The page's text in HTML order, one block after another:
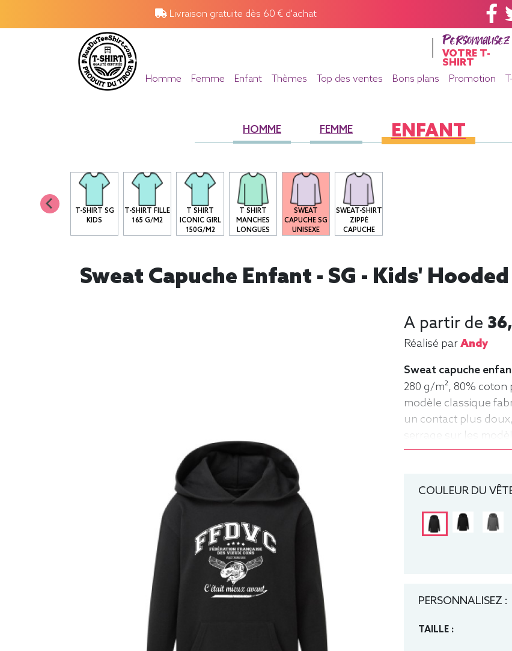
Livraison gratuite dès 60 € d'achat
Personnalisez
VOTRE T-
SHIRT
Homme Femme Enfant Thèmes Top des ventes Bons plans Promotion
HOMME FEMME ENFANT
T-SHIRT SG
KIDS
T-SHIRT FILLE
165 G/M2
T SHIRT
ICONIC GIRL
150G/M2
T SHIRT
MANCHES
LONGUES
SWEAT
CAPUCHE SG
UNISEXE
SWEAT-SHIRT
ZIPPÉ
CAPUCHE
Sweat Capuche Enfant - SG - Kids'
A partir de
Réalisé parAndy
Sweat capuche
280 g/m², 80%
modèle classique
un contact plus
serrage sur les
ans), 128 (7-8 ans),
COULEUR DU
PERSONNALISEZ :
TAILLE :